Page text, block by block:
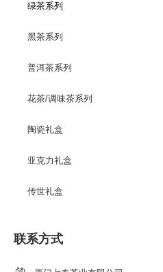
绿茶系列
黑茶系列
普洱茶系列
花茶/调味茶系列
陶瓷礼盒
亚克力礼盒
传世礼盒
联系方式